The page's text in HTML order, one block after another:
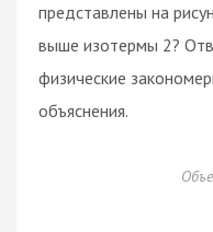
представлены на
выше изотермы 2?
физические
объяснения.